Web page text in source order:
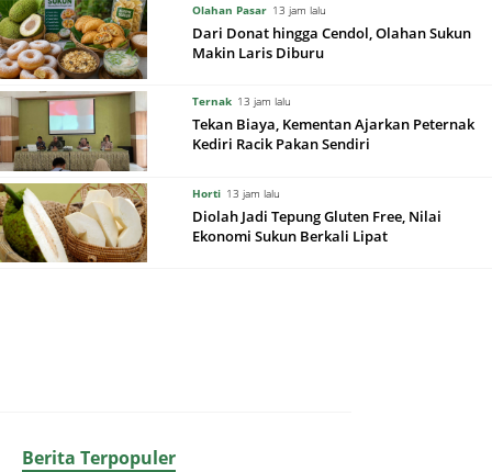
Olahan Pasar 13 jam lalu
Dari Donat hingga Cendol, Olahan Sukun
Makin Laris Diburu
Ternak 13 jam lalu
Tekan Biaya, Kementan Ajarkan Peternak
Kediri Racik Pakan Sendiri
Horti 13 jam lalu
Diolah Jadi Tepung Gluten Free, Nilai
Ekonomi Sukun Berkali Lipat
Berita Terpopuler